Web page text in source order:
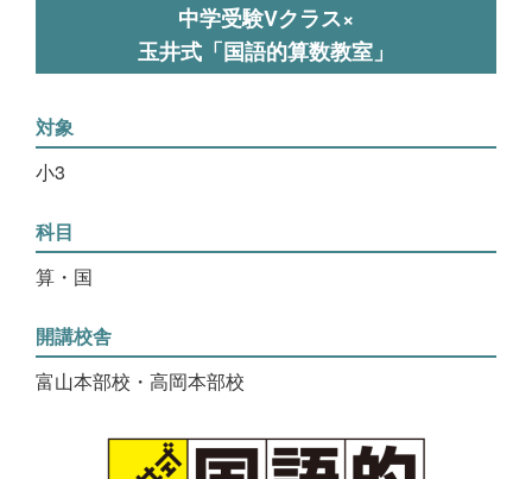
中学受験Vクラス×
玉井式「国語的算数教室」
対象
小3
科目
算・国
開講校舎
富山本部校・高岡本部校